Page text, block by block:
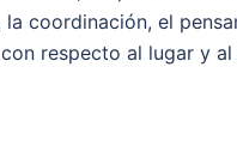
coordinación, el
respecto al lugar y